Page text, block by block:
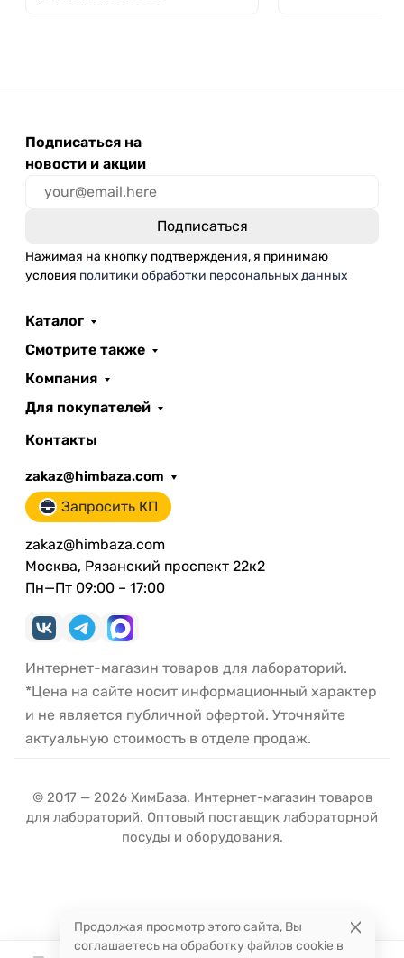
Подписаться на
новости и акции
Нажимая на кнопку подтверждения, я принимаю
условия политики обработки персональных данных
Каталог
Смотрите также
Компания
Для покупателей
Контакты
zakaz@himbaza.com
Запросить КП
zakaz@himbaza.com
Москва, Рязанский проспект 22к2
Пн—Пт 09:00 – 17:00
Интернет-магазин товаров для лабораторий.
*Цена на сайте носит информационный характер
и не является публичной офертой. Уточняйте
актуальную стоимость в отделе продаж.
© 2017 — 2026 ХимБаза. Интернет-магазин товаров
для лабораторий. Оптовый поставщик лабораторной
посуды и оборудования.
Продолжая просмотр этого сайта, Вы
соглашаетесь на обработку файлов cookie в